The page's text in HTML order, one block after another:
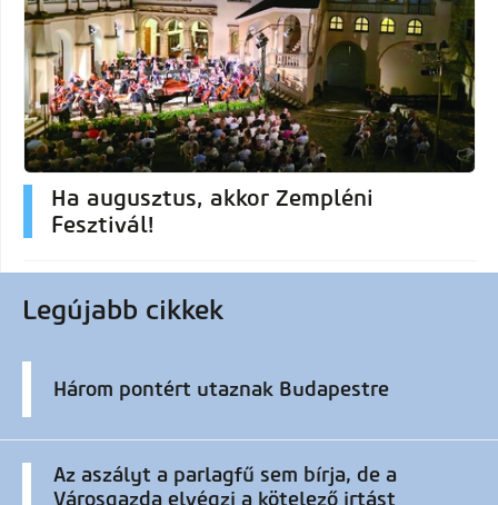
Ha augusztus, akkor Zempléni
Fesztivál!
Legújabb cikkek
Három pontért utaznak Budapestre
Az aszályt a parlagfű sem bírja, de a
Városgazda elvégzi a kötelező irtást